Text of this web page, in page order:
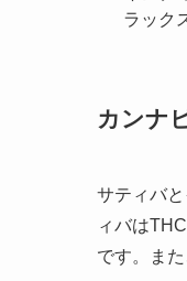
ラック
カンナ
サティバ
ィバは
です。ま